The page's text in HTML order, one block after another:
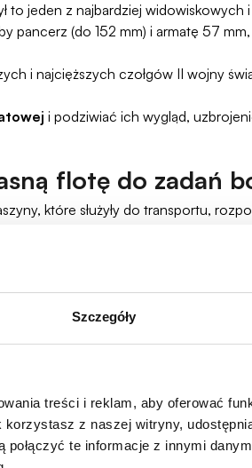
Szczegóły
treści i reklam, aby oferować
z naszej witryny,
te informacje z innymi
to jeden z najbardziej
pancerz (do 152 mm) i armatę 57
i najcięższych czołgów II wojny
i podziwiać ich wygląd,
flotę do zadań
które służyły do transportu,
na przebieg WWII. Należą do
który był używany głównie do
maszynowy.
przez wysokich oficerów
do rozpoznania i patrolowania
napędową.
do transportu ludzi i sprzętu na
jak 1937 Horch 901 kfz.15, Blitz
z II wojny światowej i skompletować